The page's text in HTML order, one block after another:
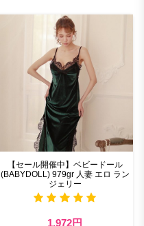
【セール開催中】ベビードール
(BABYDOLL) 979gr 人妻 エロ ラン
ジェリー
1,972円